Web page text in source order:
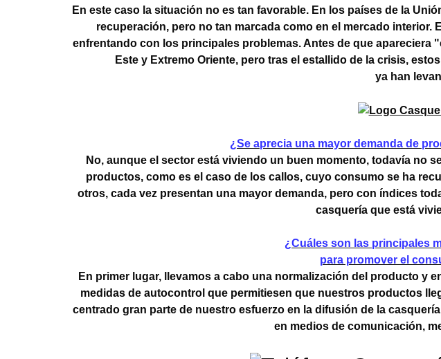
En este caso la situación no es tan favorable. En los países de la
recuperación, pero no tan marcada como en el mercado interior.
enfrentando con los principales problemas. Antes de que apareciera
Este y Extremo Oriente, pero tras el estallido de la crisis,
ya han
¿Se aprecia una mayor demanda de
No, aunque el sector está viviendo un buen momento, todavía no
productos, como es el caso de los callos, cuyo consumo se ha
otros, cada vez presentan una mayor demanda, pero con índices
casquería que está
¿Cuáles son las principales
para promover el
En primer lugar, llevamos a cabo una normalización del producto y
medidas de autocontrol que permitiesen que nuestros productos
centrado gran parte de nuestro esfuerzo en la difusión de la
en medios de comunicación,